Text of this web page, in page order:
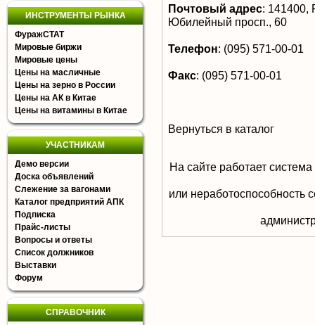
ИНСТРУМЕНТЫ РЫНКА
ФуражСТАТ
Мировые биржи
Мировые цены
Цены на масличные
Цены на зерно в России
Цены на АК в Китае
Цены на витамины в Китае
УЧАСТНИКАМ
Демо версии
Доска объявлений
Слежение за вагонами
Каталог предприятий АПК
Подписка
Прайс-листы
Вопросы и ответы
Список должников
Выставки
Форум
СПРАВОЧНИК
Почтовый адрес: 141400,
Юбилейный просп., 60
Телефон: (095) 571-00-01
Факс: (095) 571-00-01
Вернуться в каталог
На сайте работает
или неработоспособность